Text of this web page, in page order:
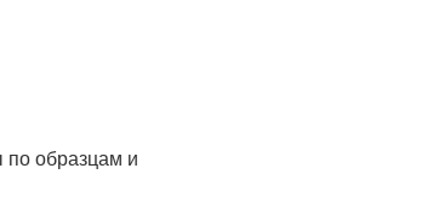
по образцам и